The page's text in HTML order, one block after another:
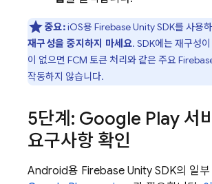
중요:iOS용 FirebaseUnitySDK를 사용
재구성을 중지하지 마세요. SDK에는 재구성
이 없으면 FCM 토큰 처리와 같은 주요
작동하지 않습니다.
5단계: Google Play 서
요구사항 확인
Android용 Firebase Unity SDK의 일